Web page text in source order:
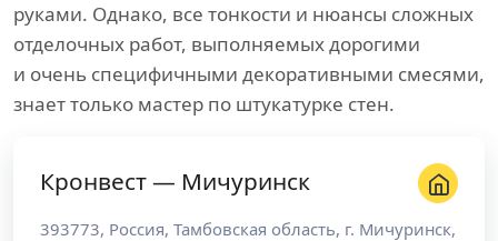
руками. Однако, все тонкости и нюансы сложных
отделочных работ, выполняемых дорогими
и очень специфичными декоративными смесями,
знает только мастер по штукатурке стен.
Кронвест — Мичуринск
393773, Россия, Тамбовская область, г. Мичуринск,